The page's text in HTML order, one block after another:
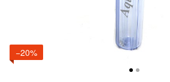
−20%